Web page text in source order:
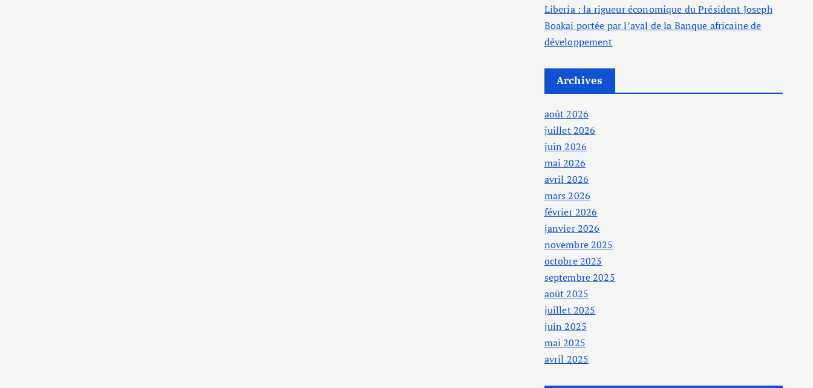
Liberia : la rigueur économique du Président Joseph
Boakai portée par l’aval de la Banque africaine de
développement
Archives
août 2026
juillet 2026
juin 2026
mai 2026
avril 2026
mars 2026
février 2026
janvier 2026
novembre 2025
octobre 2025
septembre 2025
août 2025
juillet 2025
juin 2025
mai 2025
avril 2025